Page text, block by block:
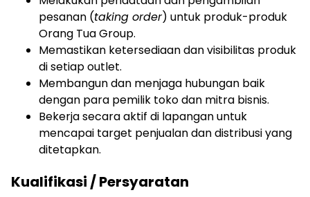
pesanan (taking order) untuk produk-produk
Orang Tua Group.
Memastikan ketersediaan dan visibilitas produk
di setiap outlet.
Membangun dan menjaga hubungan baik
dengan para pemilik toko dan mitra bisnis.
Bekerja secara aktif di lapangan untuk
mencapai target penjualan dan distribusi yang
ditetapkan.
Kualifikasi / Persyaratan